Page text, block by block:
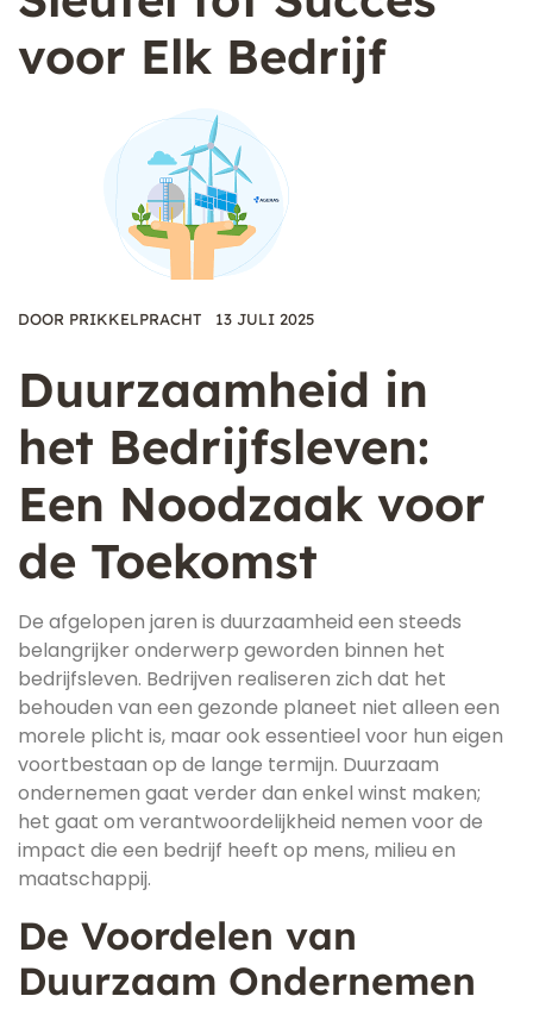
voor Elk Bedrijf
DOOR PRIKKELPRACHT 13 JULI 2025
Duurzaamheid in
het Bedrijfsleven:
Een Noodzaak voor
de Toekomst
De afgelopen jaren is duurzaamheid een steeds
belangrijker onderwerp geworden binnen het
bedrijfsleven. Bedrijven realiseren zich dat het
behouden van een gezonde planeet niet alleen een
morele plicht is, maar ook essentieel voor hun eigen
voortbestaan op de lange termijn. Duurzaam
ondernemen gaat verder dan enkel winst maken;
het gaat om verantwoordelijkheid nemen voor de
impact die een bedrijf heeft op mens, milieu en
maatschappij.
De Voordelen van
Duurzaam Ondernemen